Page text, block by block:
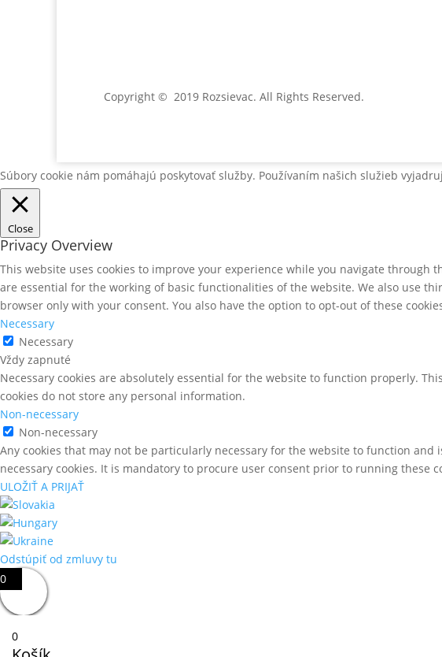
Copyright © 2019 Rozsievac. All Rights Reserved.
Súbory cookie nám pomáhajú poskytovať služby. Používaním našich služieb
Close
Privacy Overview
This website uses cookies to improve your experience while you navigate through
are essential for the working of basic functionalities of the website. We also use
browser only with your consent. You also have the option to opt-out of these
Necessary
Necessary
Vždy zapnuté
Necessary cookies are absolutely essential for the website to function properly.
cookies do not store any personal information.
Non-necessary
Non-necessary
Any cookies that may not be particularly necessary for the website to function
necessary cookies. It is mandatory to procure user consent prior to running these
ULOŽIŤ A PRIJAŤ
Odstúpiť od zmluvy tu
0
0